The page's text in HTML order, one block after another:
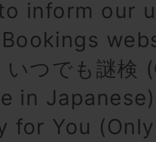
inform our
Bookings
いつでも謎検
in
for You